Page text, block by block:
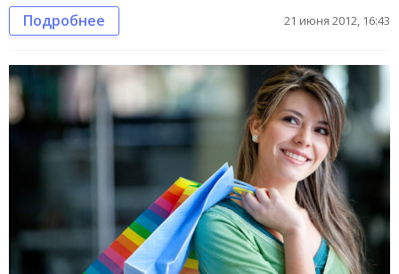
Подробнее 21 июня 2012, 16:43